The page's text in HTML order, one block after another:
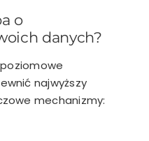
o
danych?
najwyższy
mechanizmy: